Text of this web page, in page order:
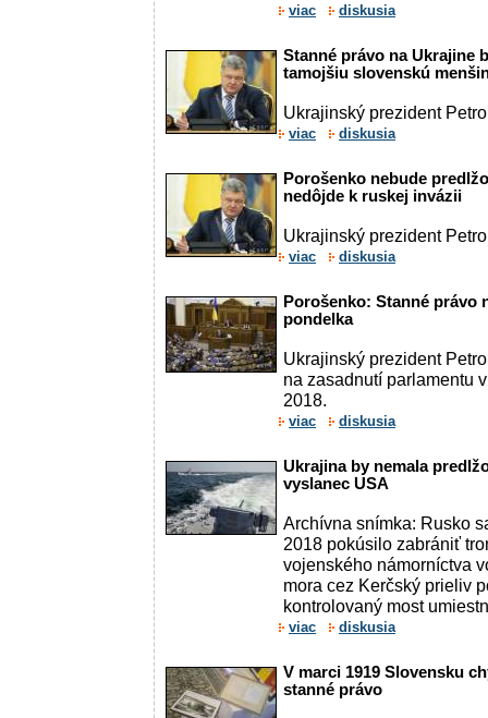
viac diskusia
Stanné právo na Ukrajine
tamojšiu slovenskú
Ukrajinský prezident
viac diskusia
Porošenko nebude
nedôjde k ruskej invázii
Ukrajinský prezident
viac diskusia
Porošenko: Stanné právo
pondelka
Ukrajinský prezident
na zasadnutí parlamentu
2018.
viac diskusia
Ukrajina by nemala
vyslanec USA
Archívna snímka: Rusko
2018 pokúsilo zabrániť
vojenského námorníctva
mora cez Kerčský prieliv
kontrolovaný most
viac diskusia
V marci 1919 Slovensku
stanné právo